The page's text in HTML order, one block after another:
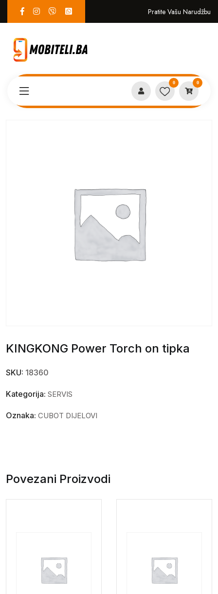
Pratite Vašu Narudžbu
0 0
KINGKONG Power Torch on tipka
KINGKONG Power Torch on tipka
SKU: 18360
Kategorija: SERVIS
Oznaka: CUBOT DIJELOVI
Povezani Proizvodi